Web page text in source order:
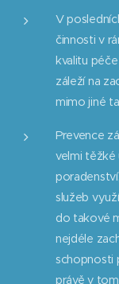
V
činnosti v
kvalitu
záleží na
mimo jiné
Prevence
velmi těžké
služeb
do takové
nejdéle
schopnosti
právě v